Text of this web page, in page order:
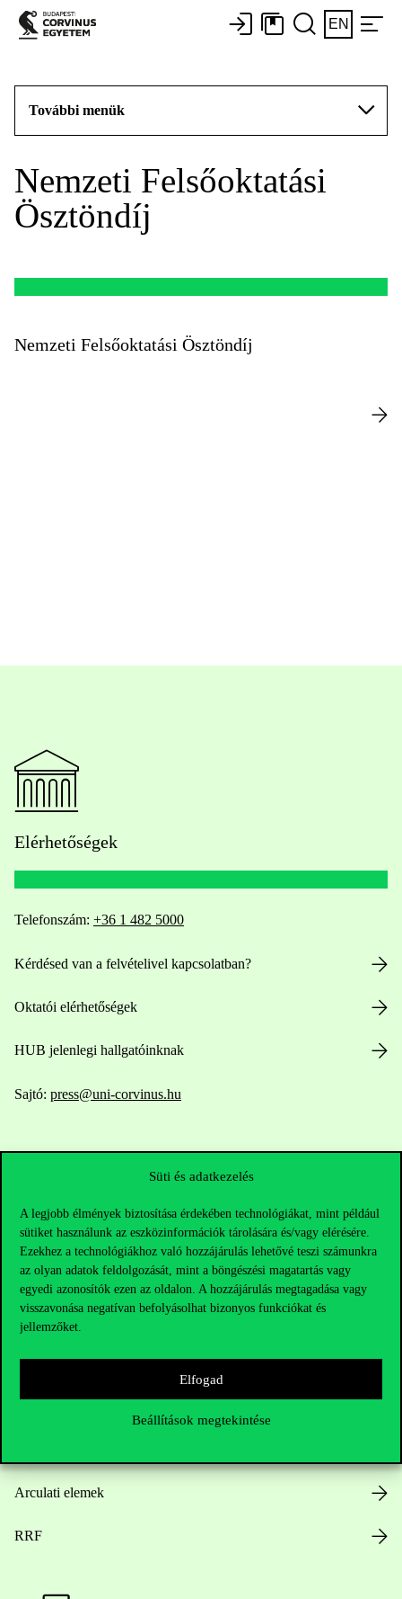
Süti és adatkezelés
A legjobb élmények biztosítása érdekében technológiákat, mint például
sütiket használunk az eszközinformációk tárolására és/vagy elérésére.
Ezekhez a technológiákhoz való hozzájárulás lehetővé teszi számunkra
az olyan adatok feldolgozását, mint a böngészési magatartás vagy
egyedi azonosítók ezen az oldalon. A hozzájárulás megtagadása vagy
visszavonása negatívan befolyásolhat bizonyos funkciókat és
jellemzőket.
Elfogad
Beállítások megtekintése
EN
További menük
Nemzeti Felsőoktatási
Ösztöndíj
Nemzeti Felsőoktatási Ösztöndíj
Elérhetőségek
Telefonszám: +36 1 482 5000
Kérdésed van a felvételivel kapcsolatban?
Oktatói elérhetőségek
HUB jelenlegi hallgatóinknak
Sajtó: press@uni-corvinus.hu
Hasznos linkek
Nyitvatartás
Házirend
Arculati elemek
RRF